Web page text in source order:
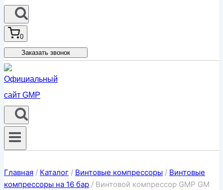
0
Заказать звонок
Главная / Каталог / Винтовые компрессоры / Винтовые
компрессоры на 16 бар / Винтовой компрессор GMP GM